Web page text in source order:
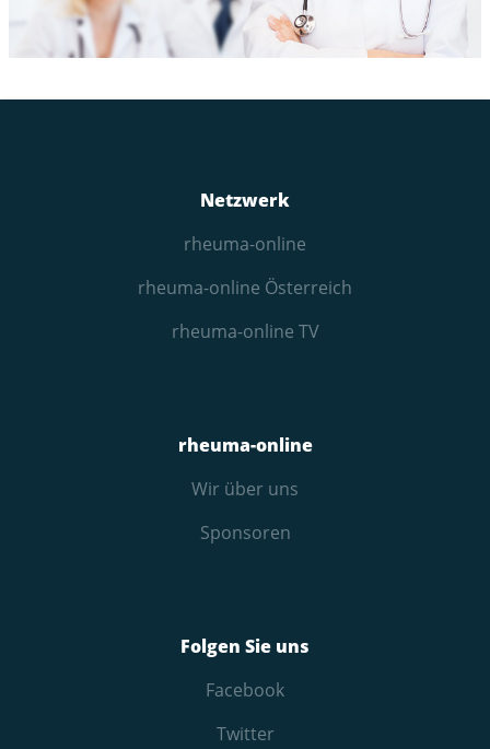
Netzwerk
rheuma-online
rheuma-online Österreich
rheuma-online TV
rheuma-online
Wir über uns
Sponsoren
Folgen Sie uns
Facebook
Twitter